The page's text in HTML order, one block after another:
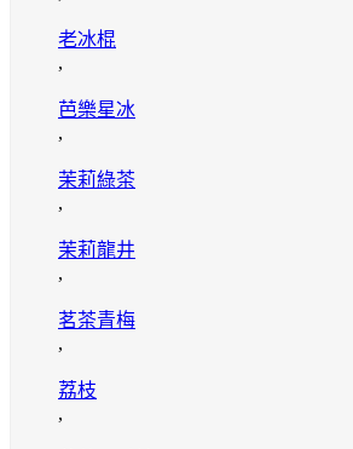
老冰棍
,
芭樂星冰
,
茉莉綠茶
,
茉莉龍井
,
茗茶青梅
,
荔枝
,